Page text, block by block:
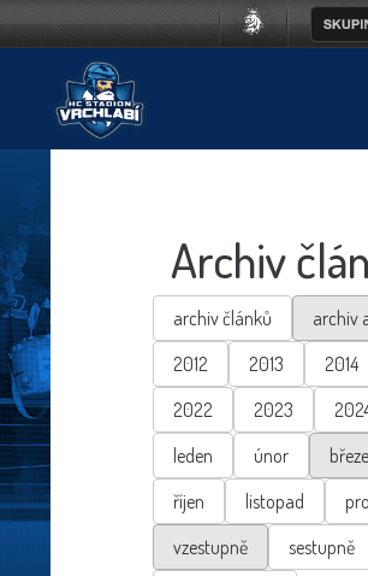
Archiv
archiv článků
archiv
2012
2013 2014
2022
2023
leden
únor
říjen
listopad
vzestupně
sestupně